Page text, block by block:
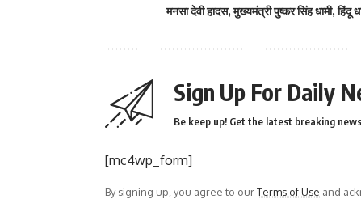
मनसा देवी हादस,मुख्यमंत्री पुष्कर सिंह धामी,हिंदू
Sign Up For Daily
Be keep up! Get the latest breaking
[mc4wp_form]
By signing up, you agree to ourTerms of Use and